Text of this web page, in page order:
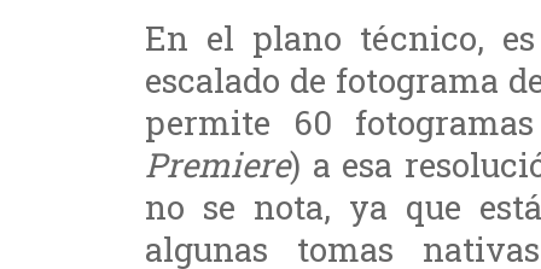
En el plano técnico,
escalado de fotograma
permite 60
Premiere) a esa
no se nota, ya que
algunas tomas